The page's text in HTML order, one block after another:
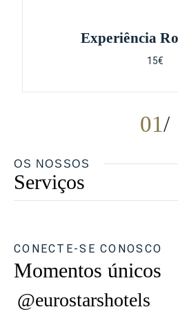
01
Experiência
15€
OS NOSSOS
Serviços
CONECTE-SE CONOSCO
Momentos únicos
@eurostarshotels